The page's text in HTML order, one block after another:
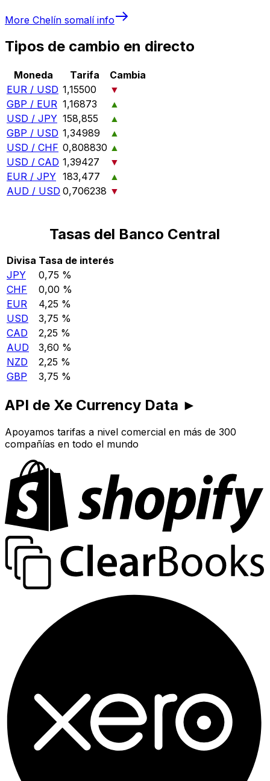
More Chelín somalíinfo
Tipos de cambio en directo
Moneda Tarifa
Cambia
EUR / USD 1,15500
▼
GBP / EUR 1,16873
▲
USD / JPY 158,855
▲
GBP / USD 1,34989
▲
USD / CHF 0,808830 ▲
USD / CAD 1,39427
▼
EUR / JPY 183,477
▲
AUD / USD 0,706238 ▼
Tasas del Banco Central
Divisa Tasa de interés
JPY
0,75 %
CHF
0,00 %
EUR
4,25 %
USD
3,75 %
CAD
2,25 %
AUD
3,60 %
NZD
2,25 %
GBP
3,75 %
API de Xe Currency Data ►
Apoyamos tarifas a nivel comercial en más de 300
compañías en todo el mundo